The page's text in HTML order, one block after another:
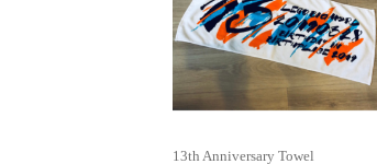
13th Anniversary Towel